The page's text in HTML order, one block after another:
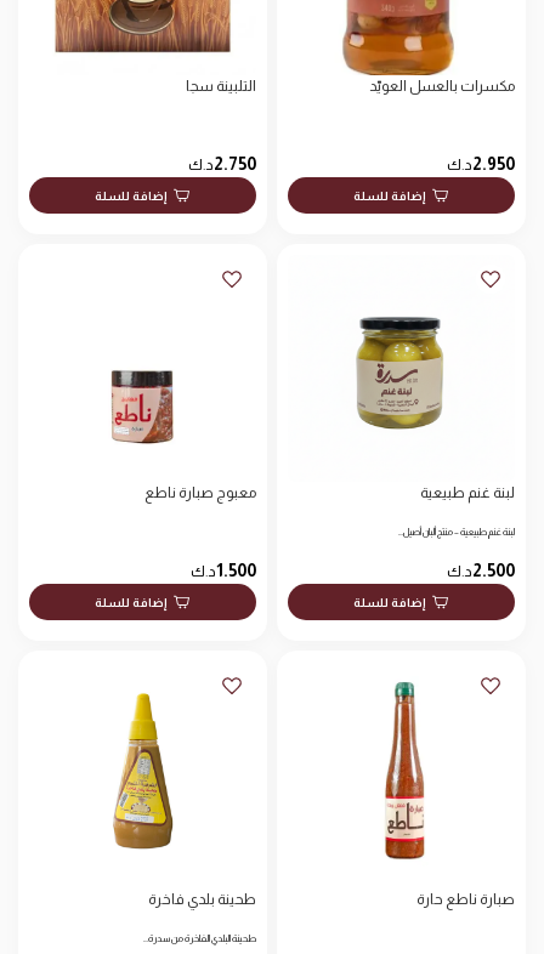
مكسرات بالعسل العويّد
2.950د.ك
إضافة للسلة
التلبينة سجا
2.750د.ك
إضافة للسلة
لبنة غنم طبيعية
لبنة غنم طبيعية – منتج ألبان أصيل…
2.500د.ك
إضافة للسلة
معبوج صبارة ناطع
1.500د.ك
إضافة للسلة
صبارة ناطع حارة طحينة بلدي فاخرة
طحينة البلدي الفاخرة من سدرة…